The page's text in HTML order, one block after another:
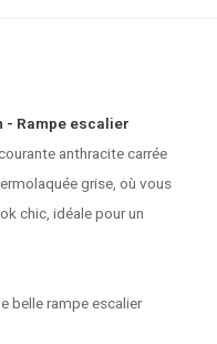
- Rampe escalier
anthracite carrée
grise, où vous
chic, idéale pour un
belle rampe escalier